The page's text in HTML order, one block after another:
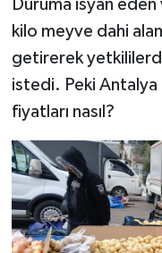
Duruma isyan
kilo meyve dahi
getirerek
istedi. Peki Antalya
fiyatları nasıl?